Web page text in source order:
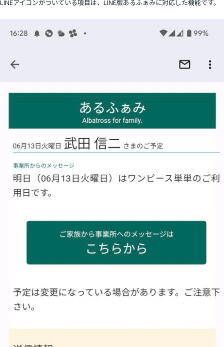
LINEアイコンがついている項目は、LINE版あるふぁみに対応した機能です。